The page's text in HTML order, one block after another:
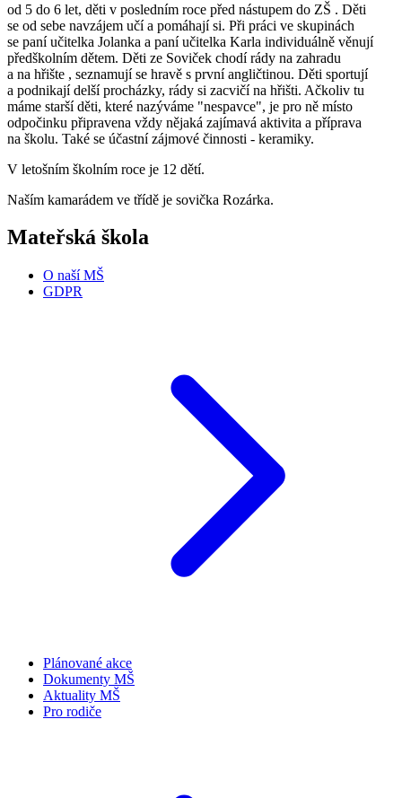
od 5 do 6 let, děti v posledním roce před nástupem do ZŠ . Děti
se od sebe navzájem učí a pomáhají si. Při práci ve skupinách
se paní učitelka Jolanka a paní učitelka Karla individuálně věnují
předškolním dětem. Děti ze Soviček chodí rády na zahradu
a na hřište , seznamují se hravě s první angličtinou. Děti sportují
a podnikají delší procházky, rády si zacvičí na hřišti. Ačkoliv tu
máme starší děti, které nazýváme "nespavce", je pro ně místo
odpočinku připravena vždy nějaká zajímavá aktivita a příprava
na školu. Také se účastní zájmové činnosti - keramiky.
V letošním školním roce je 12 dětí.
Naším kamarádem ve třídě je sovička Rozárka.
Mateřská škola
O naší MŠ
GDPR
Plánované akce
Dokumenty MŠ
Aktuality MŠ
Pro rodiče